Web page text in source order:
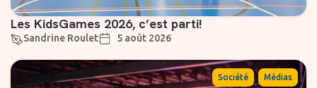
Les KidsGames 2026, c’est parti!
Sandrine Roulet 5 août 2026
Société , Médias